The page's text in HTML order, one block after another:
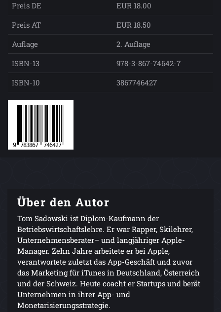
Preis DE
EUR 18.00
Preis AT
EUR 18.50
Auflage
2. Auflage
ISBN-13
978-3-867-74642-7
ISBN-10
3867746427
Über den Autor
Tom Sadowski ist Diplom-Kaufmann der
Betriebswirtschaftslehre. Er war Rapper, Skilehrer,
Unternehmensberater– und langjähriger Apple-
Manager. Zehn Jahre arbeitete er bei Apple,
verantwortete zuletzt das App-Geschäft und zuvor
das Marketing für iTunes in Deutschland, Österreich
und der Schweiz. Heute coacht er Startups und berät
Unternehmen in ihrer App- und
Monetarisierungsstrategie.